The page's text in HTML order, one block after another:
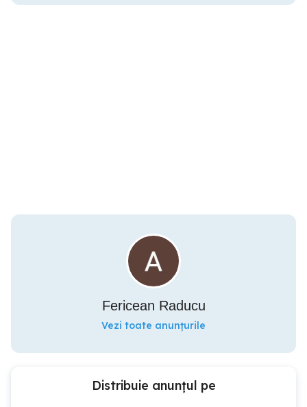
Fericean Raducu
Vezi toate anunțurile
Distribuie anunțul pe